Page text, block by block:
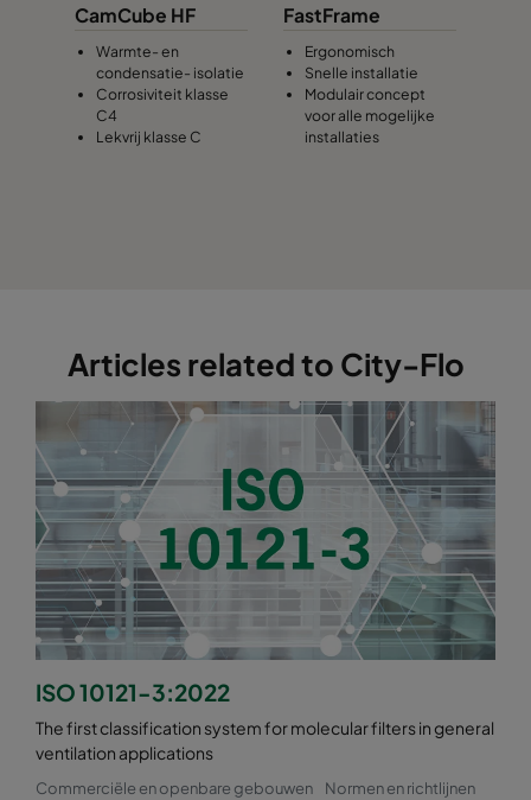
CamCube HF
Warmte- en
condensatie- isolatie
Corrosiviteit klasse
C4
Lekvrij klasse C
FastFrame
Ergonomisch
Snelle installatie
Modulair concept
voor alle mogelijke
installaties
Articles related to City-Flo
ISO 10121-3:2022
The first classification system for molecular filters in general
ventilation applications
Commerciële en openbare gebouwen Normen en richtlijnen